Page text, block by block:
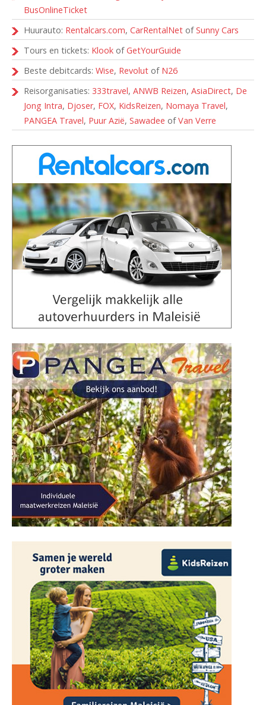
BusOnlineTicket
Huurauto: Rentalcars.com, CarRentalNet ofSunny Cars
Tours en tickets: Klook ofGetYourGuide
Beste debitcards: Wise, Revolut of N26
Reisorganisaties: 333travel, ANWB Reizen, AsiaDirect, De
Jong Intra, Djoser, FOX, KidsReizen, Nomaya Travel,
PANGEA Travel, Puur Azië, Sawadee ofVan Verre